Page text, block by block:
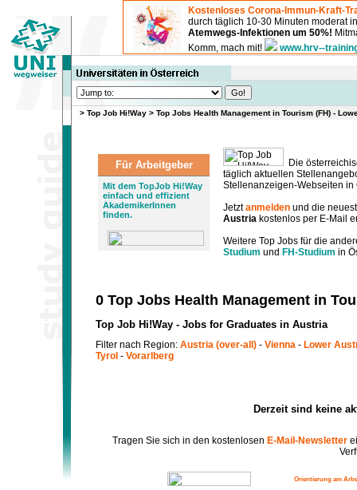
Kostenloses Corona-Immun-Kraft-
durch täglich 10-30 Minuten moderat
Atemwegs-Infektionen um 50%!
Komm, mach mit!
www.hrv--
> Top Job Hi!Way > Top Jobs Health Management in Tourism (FH) -
Für Arbeitgeber
Mit dem TopJob Hi!Way
einfach und effizient
AkademikerInnen
finden.
Die
täglich aktuellen
Stellenanzeigen-Webseiten in
Jetztanmelden und die
Austria kostenlos per E-Mail
Weitere Top Jobs für die
Studium und FH-Studium in
0 Top Jobs Health Management in
Top Job Hi!Way - Jobs for Graduates in Austria
Filter nach Region: Austria (over-all) - Vienna - Lower
Tyrol - Vorarlberg
Derzeit sind keine
Tragen Sie sich in den kostenlosen E-Mail-Newsletter
Orientierung am